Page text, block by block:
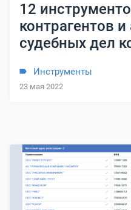
12
контрагентов и
судебных дел
Инструменты
23 мая 2022